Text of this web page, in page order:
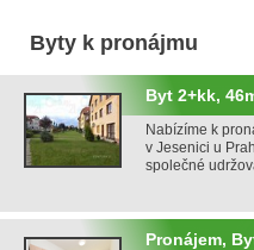
Byty k pronájmu
Byt 2+kk,
Nabízíme k
v Jesenici u
společné
Pronájem,